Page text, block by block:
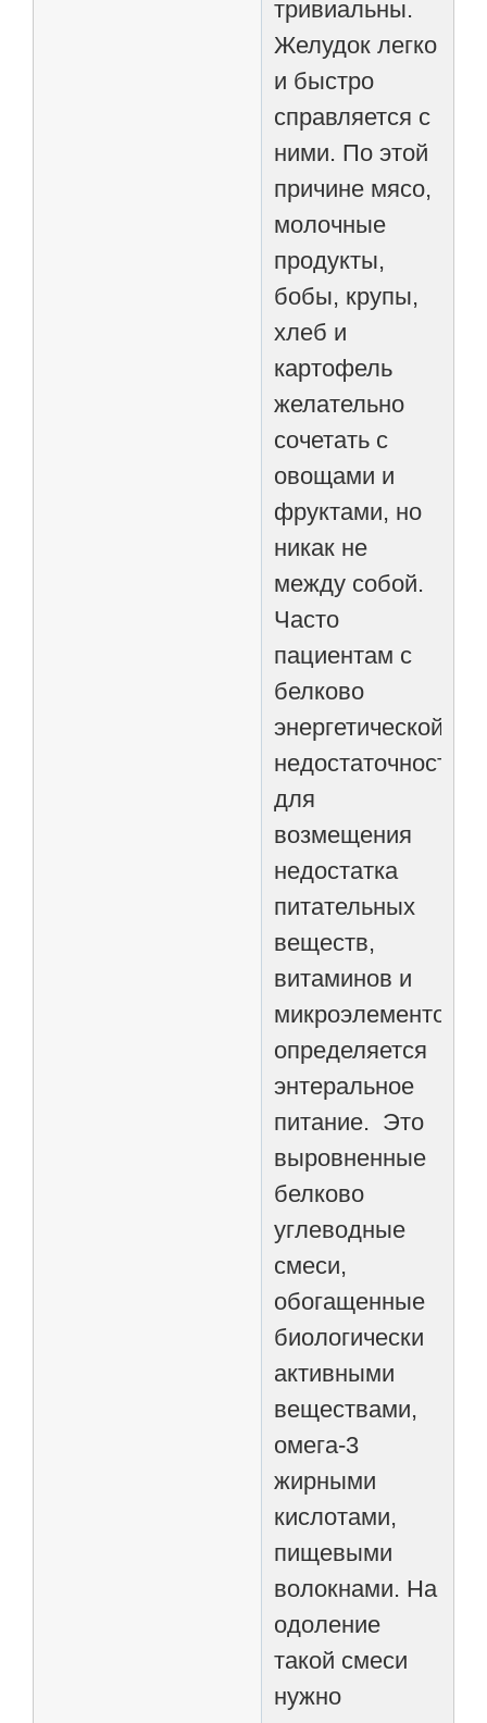
тривиальны.
Желудок легко
и быстро
справляется с
ними. По этой
причине мясо,
молочные
продукты,
бобы, крупы,
хлеб и
картофель
желательно
сочетать с
овощами и
фруктами, но
никак не
между собой.
Часто
пациентам с
белково
энергетической
недостаточностью
для
возмещения
недостатка
питательных
веществ,
витаминов и
микроэлементов
определяется
энтеральное
питание. Это
выровненные
белково
углеводные
смеси,
обогащенные
биологически
активными
веществами,
омега-3
жирными
кислотами,
пищевыми
волокнами. На
одоление
такой смеси
нужно